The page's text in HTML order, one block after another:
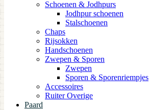
Schoenen & Jodhpurs
Jodhpur schoenen
Stalschoenen
Chaps
Rijsokken
Handschoenen
Zwepen & Sporen
Zwepen
Sporen & Sporenriempjes
Accessoires
Ruiter Overige
Paard